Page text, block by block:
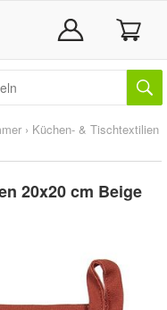
› Küchen- & Tischtextilien
20x20 cm Beige